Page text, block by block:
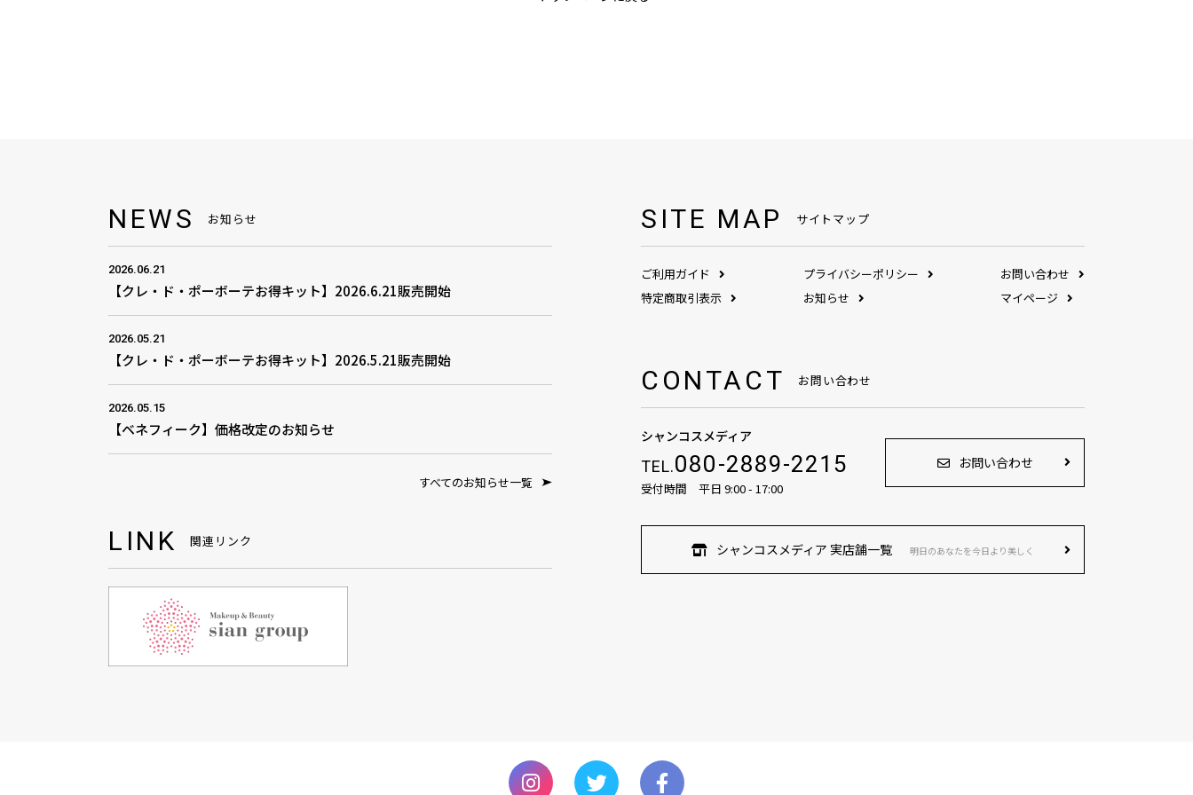
NEWS お知らせ
2026.06.21
【クレ・ド・ポーボーテお得キット】2026.6.21販売開始
2026.05.21
【クレ・ド・ポーボーテお得キット】2026.5.21販売開始
2026.05.15
【ベネフィーク】価格改定のお知らせ
すべてのお知らせ一覧
LINK 関連リンク
SITE MAP サイトマップ
ご利用ガイド
特定商取引表示
プライバシーポリシー
お知らせ
お問い合わせ
マイページ
CONTACT お問い合わせ
シャンコスメディア
TEL.080-2889-2215
受付時間 平日 9:00 - 17:00
お問い合わせ
シャンコスメディア 実店舗一覧 明日のあなたを今日より美しく